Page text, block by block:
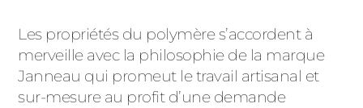
Les propriétés du polymère s’accordent à
merveille avec la philosophie de la marque
Janneau qui promeut le travail artisanal et
sur-mesure au profit d’une demande